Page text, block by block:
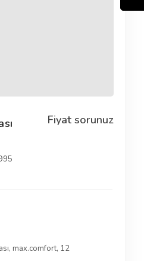
Fiyat sorunuz
, max.comfort, 12